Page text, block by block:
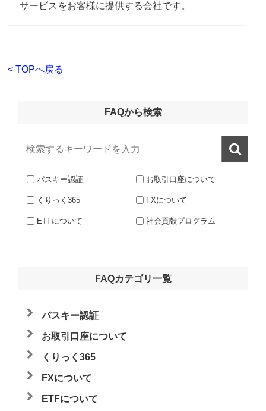
サービスをお客様に提供する会社です。
< TOPへ戻る
FAQから検索

パスキー認証 お取引口座について
くりっく365 FXについて
ETFについて 社会貢献プログラム
FAQカテゴリ一覧
パスキー認証
お取引口座について
くりっく365
FXについて
ETFについて